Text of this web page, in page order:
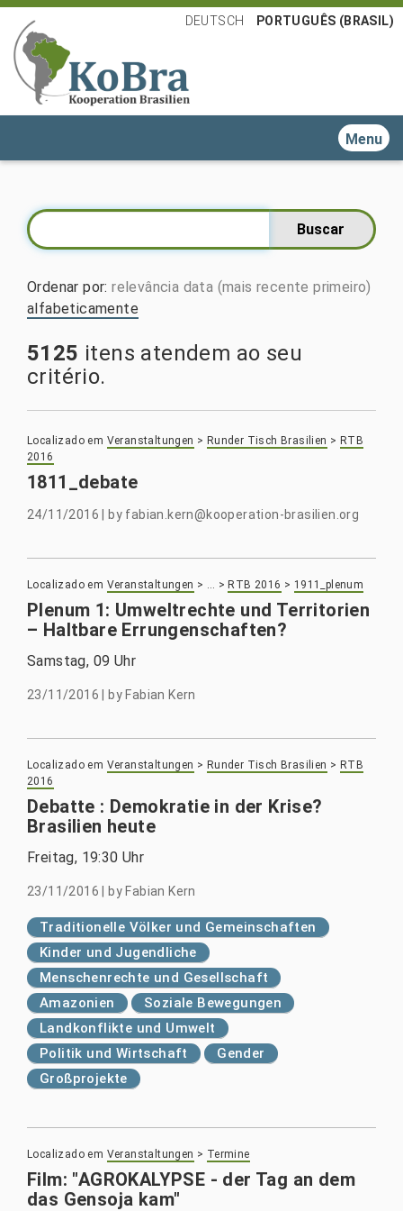
DEUTSCH PORTUGUÊS (BRASIL)
Toggle
Ordenar por:relevância data (mais recente primeiro)
alfabeticamente
5125 itens atendem ao seu
critério.
Localizado em Veranstaltungen > Runder Tisch Brasilien > RTB
2016
1811_debate
24/11/2016 by fabian.kern@kooperation-brasilien.org
Localizado em Veranstaltungen > … > RTB 2016 > 1911_plenum
Plenum 1: Umweltrechte und Territorien
– Haltbare Errungenschaften?
Samstag, 09 Uhr
23/11/2016 by Fabian Kern
Localizado em Veranstaltungen > Runder Tisch Brasilien > RTB
2016
Debatte : Demokratie in der Krise?
Brasilien heute
Freitag, 19:30 Uhr
23/11/2016 by Fabian Kern
Traditionelle Völker und Gemeinschaften
Kinder und Jugendliche
Menschenrechte und Gesellschaft
Amazonien
Soziale Bewegungen
Landkonflikte und Umwelt
Politik und Wirtschaft
Gender
Großprojekte
Localizado em Veranstaltungen > Termine
Film: "AGROKALYPSE - der Tag an dem
das Gensoja kam"